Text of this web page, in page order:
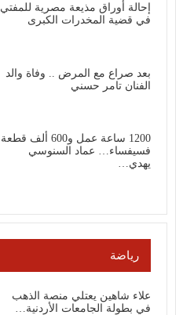
إحالة أوراق مذيعة مصرية للمفتي
في قضية المخدرات الكبرى
بعد صراع مع المرض .. وفاة والد
الفنان تامر حسني
1200 ساعة عمل و600 ألف قطعة
فسيفساء… عماد السنوسي
يهدي…
رياضة
علاء شاهين يعتلي منصة الذهب
في بطولة الجامعات الأردنية…